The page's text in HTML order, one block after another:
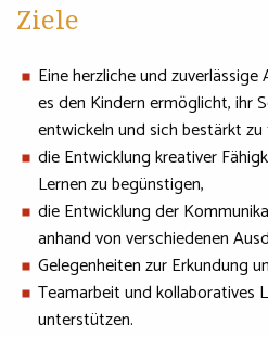
Ziele
Eine herzliche und
es den Kindern ermöglicht, ihr
entwickeln und sich bestärkt
die Entwicklung kreativer
Lernen zu begünstigen,
die Entwicklung der
anhand von verschiedenen
Gelegenheiten zur Erkundung
Teamarbeit und kollaboratives
unterstützen.